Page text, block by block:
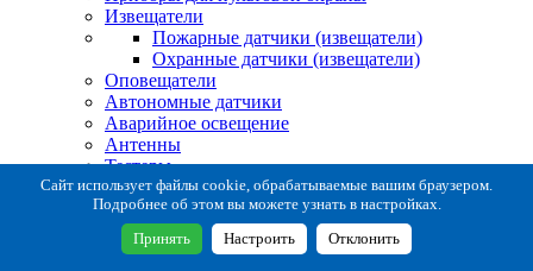
Извещатели
Пожарные датчики (извещатели)
Охранные датчики (извещатели)
Оповещатели
Автономные датчики
Аварийное освещение
Антенны
Тестеры
Система сбора извещений
Расходные и монтажные материалы
Коробки коммутационные
Кронштейны для извещателей
Сайт использует файлы cookie, обрабатываемые вашим браузером.
Подробнее об этом вы можете узнать в настройках.
Принять Настроить Отклонить